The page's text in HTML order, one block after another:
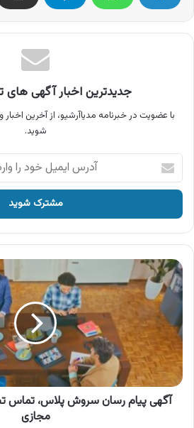
جدیدترین اخبار آگهی های
با عضویت در خبرنامه مدیاآرشیو، از آخرین اخبار
شوید.
آدرس
ایمیل
خود
وارد
کنید
آگهی
پیام
رسان
سروش
پلاس،
تماس
تصویری
،
کلاس
آگهی پیام رسان سروش پلاس، تماس
مجازی